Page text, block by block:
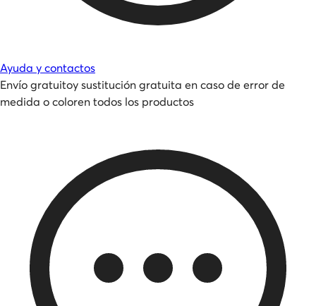
Ayuda y contactos
Envío gratuitoysustitución gratuita en caso de error de
medida o coloren todos los productos